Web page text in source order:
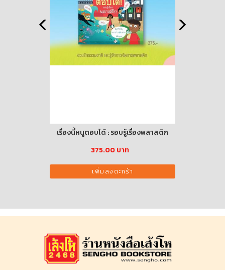
เรื่องนี้หนูตอบได้ : รอบรู้เรื่องพลาสติก
375.00 บาท
เพิ่มลงตะกร้า